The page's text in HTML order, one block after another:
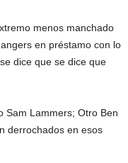
menos manchado
en préstamo con lo
dice que se dice que
Sam Lammers; Otro Ben
derrochados en esos